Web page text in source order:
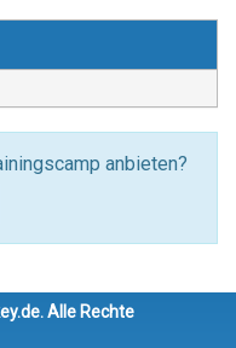
anbieten?
Alle Rechte